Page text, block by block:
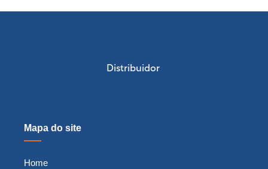
Distribuidor
Mapa do site
Home